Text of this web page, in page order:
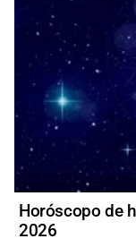
Horóscopo de
2026